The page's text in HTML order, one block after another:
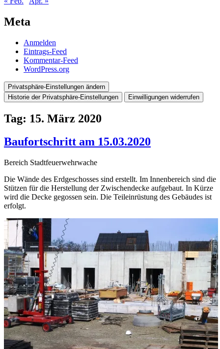
Meta
Anmelden
Eintrags-Feed
Kommentar-Feed
WordPress.org
Privatsphäre-Einstellungen ändern
Historie der Privatsphäre-Einstellungen
Einwilligungen widerrufen
Tag: 15. März 2020
Baufortschritt am 15.03.2020
Bereich Stadtfeuerwehrwache
Die Wände des Erdgeschosses sind erstellt. Im Innenbereich sind die
Stützen für die Herstellung der Zwischendecke aufgebaut. In Kürze
wird die Decke gegossen sein. Die Teileinrüstung des Gebäudes ist
erfolgt.